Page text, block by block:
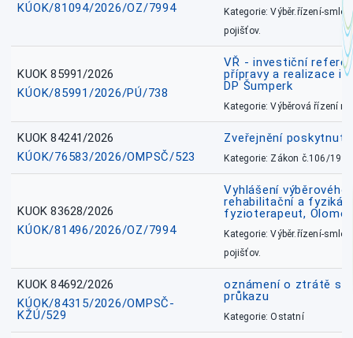
KÚOK/81094/2026/OZ/7994
Kategorie: Výběr.řízení-
pojišťov.
KUOK 85991/2026
KÚOK/85991/2026/PÚ/738
VŘ - investiční
přípravy a realizace
DP Šumperk
Kategorie: Výběrová řízení
KUOK 84241/2026
KÚOK/76583/2026/OMPSČ/523
Zveřejnění
Kategorie: Zákon č.106/1999
KUOK 83628/2026
KÚOK/81496/2026/OZ/7994
Vyhlášení
rehabilitační a
fyzioterapeut,
Kategorie: Výběr.řízení-
pojišťov.
KUOK 84692/2026
KÚOK/84315/2026/OMPSČ-
KŽÚ/529
oznámení o ztrátě
průkazu
Kategorie: Ostatní